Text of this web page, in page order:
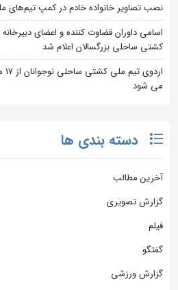
نصب تصاویر خانواده خادم در کمپ تیم‌های
اسامی داوران قضاوت کننده و اعضای
کشتی ساحلی بزرگسالان اعلام شد
می شود
دسته بندی ها
آخرین مطالب
گزارش تصویری
فیلم
گفتگو
گزارش ورزشی